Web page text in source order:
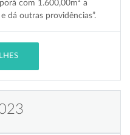
com 1.600,00m² a
dá outras providências”.